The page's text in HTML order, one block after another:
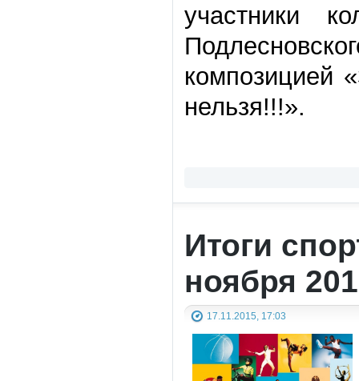
участники
композицией
нельзя!!!».
Итоги
ноября
17.11.2015, 17:03